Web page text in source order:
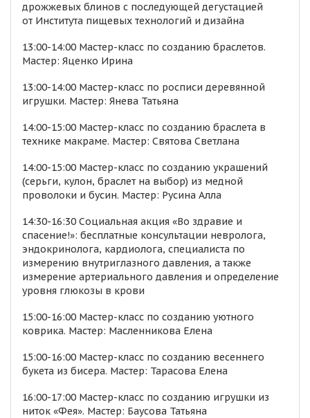
дрожжевых блинов с последующей дегустацией
от Института пищевых технологий и дизайна
13:00-14:00 Мастер-класс по созданию браслетов.
Мастер: Яценко Ирина
13:00-14:00 Мастер-класс по росписи деревянной
игрушки. Мастер: Янева Татьяна
14:00-15:00 Мастер-класс по созданию браслета в
технике макраме. Мастер: Святова Светлана
14:00-15:00 Мастер-класс по созданию украшений
(серьги, кулон, браслет на выбор) из медной
проволоки и бусин. Мастер: Русина Алла
14:30-16:30 Социальная акция «Во здравие и
спасение!»: бесплатные консультации невролога,
эндокринолога, кардиолога, специалиста по
измерению внутриглазного давления, а также
измерение артериального давления и определение
уровня глюкозы в крови
15:00-16:00 Мастер-класс по созданию уютного
коврика. Мастер: Масленникова Елена
15:00-16:00 Мастер-класс по созданию весеннего
букета из бисера. Мастер: Тарасова Елена
16:00-17:00 Мастер-класс по созданию игрушки из
ниток «Фея». Мастер: Баусова Татьяна